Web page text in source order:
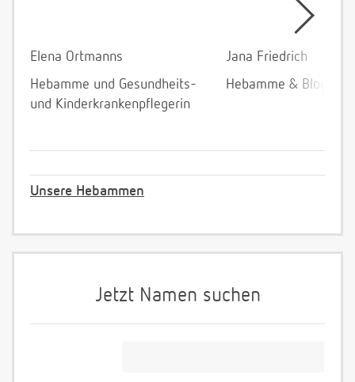
Elena Ortmanns
Hebamme und Gesundheits-
und Kinderkrankenpflegerin
Jana Friedrich
Hebamme &
Unsere Hebammen
Jetzt Namen suchen